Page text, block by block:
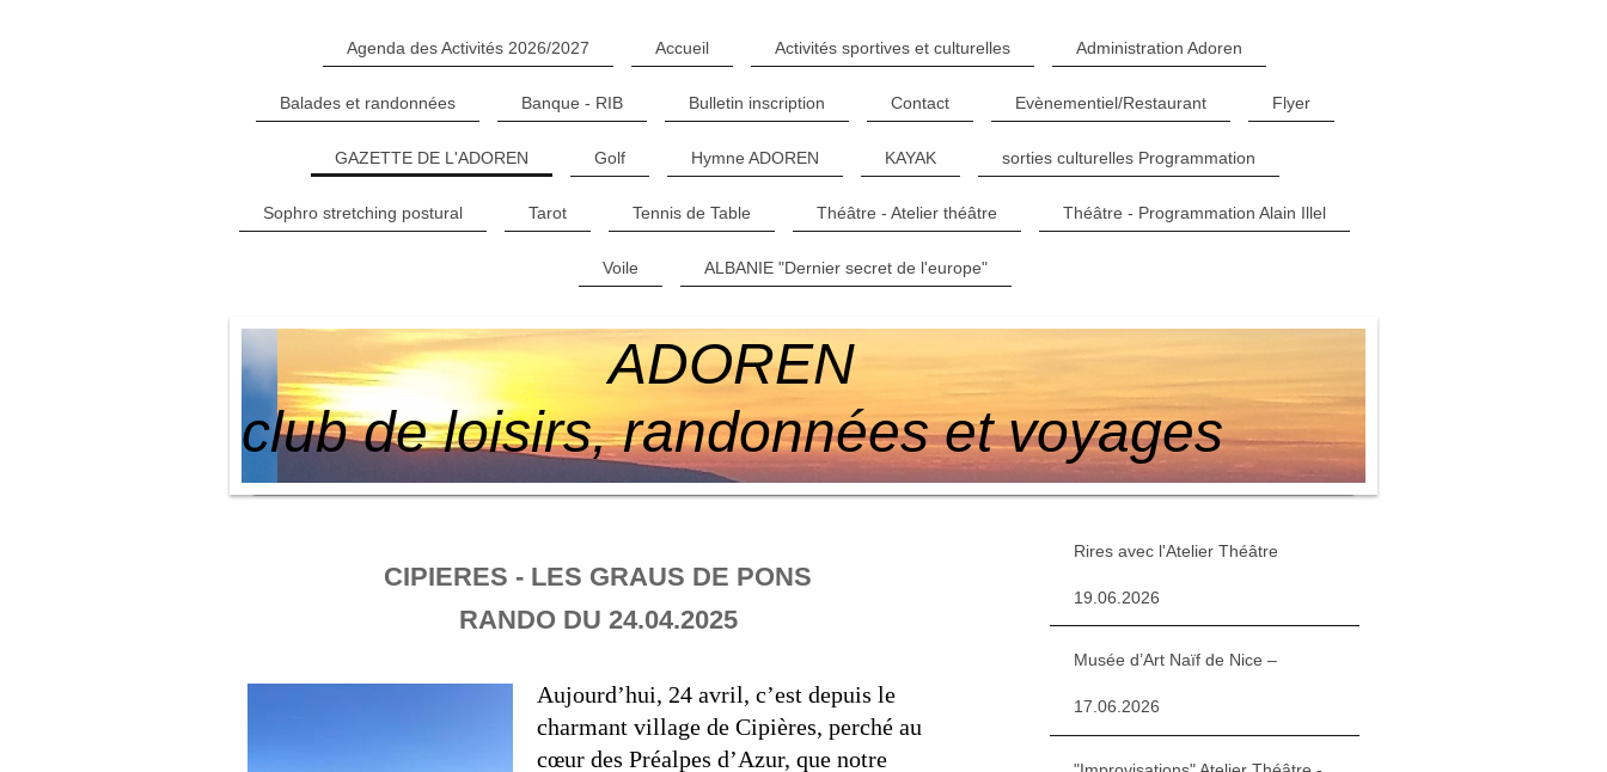
Agenda des Activités 2026/2027 Accueil Activités sportives et culturelles Administration Adoren
Balades et randonnées Banque - RIB Bulletin inscription Contact Evènementiel/Restaurant Flyer
GAZETTE DE L'ADOREN Golf Hymne ADOREN KAYAK sorties culturelles Programmation
Sophro stretching postural Tarot Tennis de Table Théâtre - Atelier théâtre Théâtre - Programmation Alain Illel
Voile ALBANIE "Dernier secret de l'europe"
ADOREN
club de loisirs, randonnées et voyages
CIPIERES - LES GRAUS DE PONS
RANDO DU 24.04.2025
Aujourd’hui, 24 avril, c’est depuis le
charmant village de Cipières, perché au
cœur des Préalpes d’Azur, que notre
Rires avec l'Atelier Théâtre
19.06.2026
Musée d’Art Naïf de Nice –
17.06.2026